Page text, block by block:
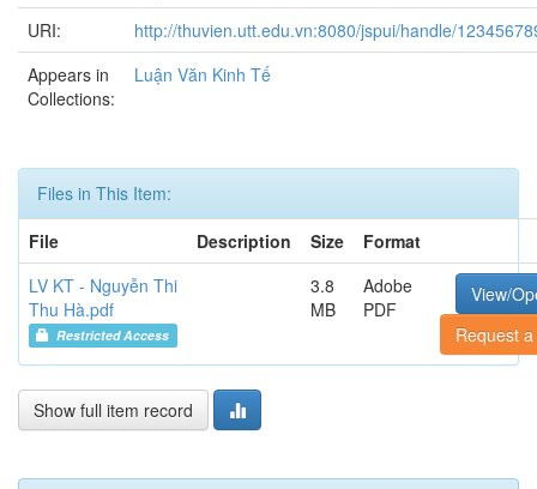
URI:
http://thuvien.utt.edu.vn:8080/jspui/handle/
Appears in
Collections:
Luận Văn Kinh Tế
Files in This Item:
File
Description Size
Format
LV KT - Nguyễn Thi
Thu Hà.pdf
Restricted Access
3.8
MB
Adobe
PDF
View/
Request
Show full item record